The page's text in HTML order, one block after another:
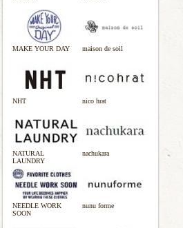
MAKE YOUR DAY maison de soil
NHT nico hrat
NATURAL
LAUNDRY
nachukara
NEEDLE WORK
SOON
nunu forme